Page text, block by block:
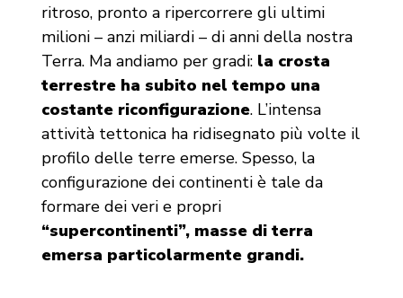
ritroso, pronto a ripercorrere gli ultimi
milioni – anzi miliardi – di anni della nostra
Terra. Ma andiamo per gradi: la crosta
terrestre ha subito nel tempo una
costante riconfigurazione. L’intensa
attività tettonica ha ridisegnato più volte il
profilo delle terre emerse. Spesso, la
configurazione dei continenti è tale da
formare dei veri e propri
“supercontinenti”, masse di terra
emersa particolarmente grandi.